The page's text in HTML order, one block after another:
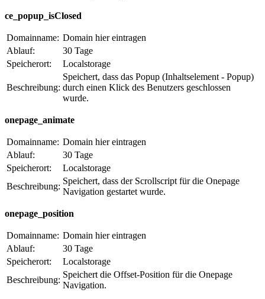
ce_popup_isClosed
Domainname: Domain hier eintragen
Ablauf:
30 Tage
Speicherort:
Localstorage
Beschreibung:
Speichert, dass das Popup (Inhaltselement - Popup)
durch einen Klick des Benutzers geschlossen
wurde.
onepage_animate
Domainname: Domain hier eintragen
Ablauf:
30 Tage
Speicherort:
Localstorage
Beschreibung:
Speichert, dass der Scrollscript für die Onepage
Navigation gestartet wurde.
onepage_position
Domainname: Domain hier eintragen
Ablauf:
30 Tage
Speicherort:
Localstorage
Beschreibung:
Speichert die Offset-Position für die Onepage
Navigation.